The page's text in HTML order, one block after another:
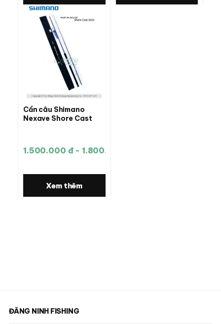
Cần câu Shimano
Nexave Shore Cast
1.500.000 đ - 1.800.000 đ
Xem thêm
ĐĂNG NINH FISHING